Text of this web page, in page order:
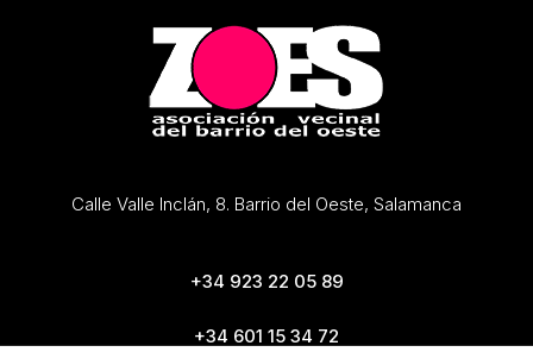
Calle Valle Inclán, 8. Barrio del Oeste, Salamanca
+34 923 22 05 89
+34 601 15 34 72